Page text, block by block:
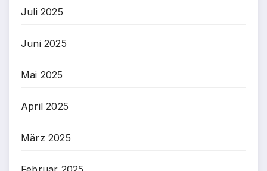
Juli 2025
Juni 2025
Mai 2025
April 2025
März 2025